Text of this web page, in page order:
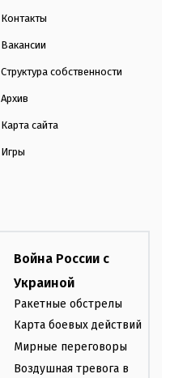
Контакты
Вакансии
Структура собственности
Архив
Карта сайта
Игры
Война России с
Украиной
Ракетные обстрелы
Карта боевых действий
Мирные переговоры
Воздушная тревога в